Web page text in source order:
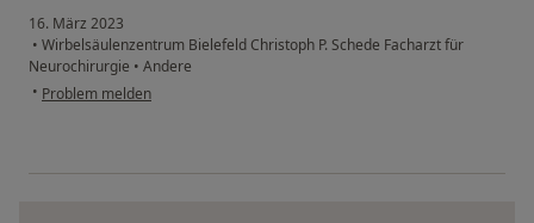
16. März 2023
• Wirbelsäulenzentrum Bielefeld Christoph P. Schede Facharzt für
Neurochirurgie • Andere
• Problem melden